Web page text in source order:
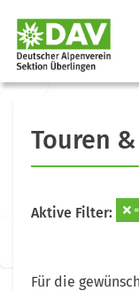
Touren
Aktive Filter:
Für die